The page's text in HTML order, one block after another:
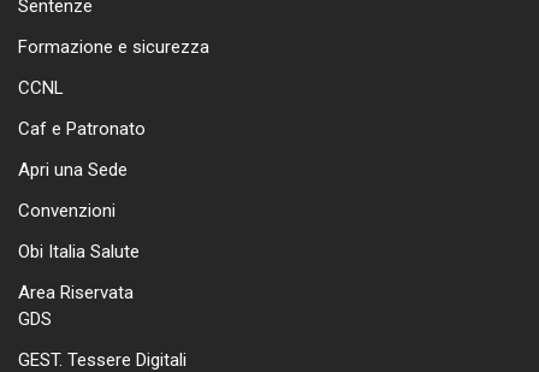
Sentenze
Formazione e sicurezza
CCNL
Caf e Patronato
Apri una Sede
Convenzioni
Obi Italia Salute
Area Riservata
GDS
GEST. Tessere Digitali